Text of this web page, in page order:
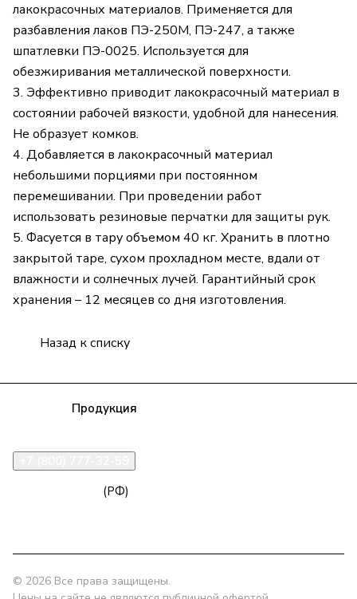
лакокрасочных материалов. Применяется для
разбавления лаков ПЭ-250М, ПЭ-247, а также
шпатлевки ПЭ-0025. Используется для
обезжиривания металлической поверхности.
3. Эффективно приводит лакокрасочный материал в
состоянии рабочей вязкости, удобной для нанесения.
Не образует комков.
4. Добавляется в лакокрасочный материал
небольшими порциями при постоянном
перемешивании. При проведении работ
использовать резиновые перчатки для защиты рук.
5. Фасуется в тару объемом 40 кг. Хранить в плотно
закрытой таре, сухом прохладном месте, вдали от
влажности и солнечных лучей. Гарантийный срок
хранения – 12 месяцев со дня изготовления.
Назад к списку
Продукция
(РФ)
© 2026 Все права защищены.